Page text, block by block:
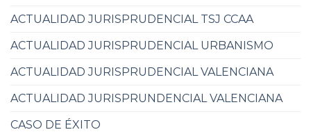
ACTUALIDAD JURISPRUDENCIAL TSJ CCAA
ACTUALIDAD JURISPRUDENCIAL URBANISMO
ACTUALIDAD JURISPRUDENCIAL VALENCIANA
ACTUALIDAD JURISPRUNDENCIAL VALENCIANA
CASO DE ÉXITO